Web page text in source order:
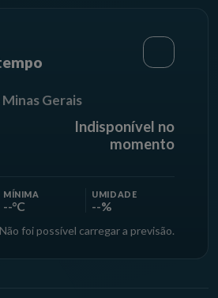
Gerais
Indisponível no
momento
MÍNIMA
--°C
UMIDADE
--%
Não foi possível carregar a previsão.